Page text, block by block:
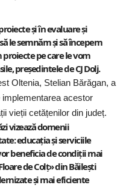
și în evaluare și
le semnăm și să începem
pe care le vom
președintele de CJ Dolj.
Oltenia, Stelian Bărăgan, a
acestor
vieții cetățenilor din județ.
vizează domenii
educația și serviciile
beneficia de condiții mai
de Colț» din Băilești
și mai eficiente